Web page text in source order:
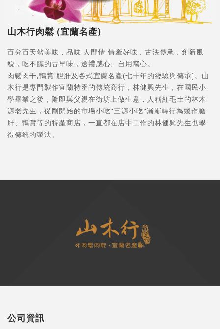
山木行肉鬆 (宜蘭名產)
百分百天然美味，品味 人間情 情牽好味，古法傳承，創新風
貌，吃不膩的古早味，送禮感心、自用窩心。
肉鬆肉干,鴨賞,胆肝及各式宜蘭名產(七十年的經驗與傳承)。山
木行是專門製作宜蘭特產的傳統商行，林健興先生，在國民小
學畢業之後，隨即與父親在街坊上做生意，人稱紅毛土的林木
源老先生，從剛開始的市場小吃"三源小吃"漸漸轉行為製作膽
肝、鴨賞等的特產商店，一直都在店中工作的林健興先生也學
得傳統的製法。
公司資訊